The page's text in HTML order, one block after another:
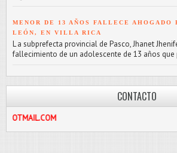
MENOR DE 13 AÑOS FALLECE AHOGADO
LEÓN, EN VILLA RICA
L a subprefecta provincial de Pasco, Jhanet
fallecimiento de un adolescente de 13 años que
CONTACTO